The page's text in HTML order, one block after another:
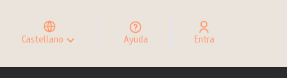
Castellano
Elegir el idioma
Choose language
Ayuda Entra